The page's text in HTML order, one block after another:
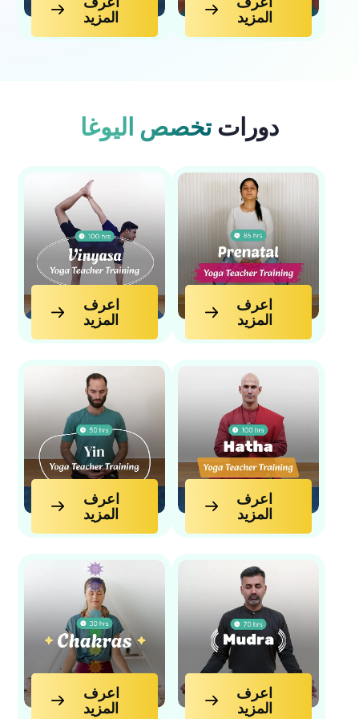
المزيد
المزيد
دوراتتخصص اليوغا
اعرف
المزيد
اعرف
المزيد
اعرف
المزيد
اعرف
المزيد
اعرف
المزيد
اعرف
المزيد
اعرف المزيد اعرف المزيد
اعرف المزيد اعرف المزيد
اعرف المزيد اعرف المزيد